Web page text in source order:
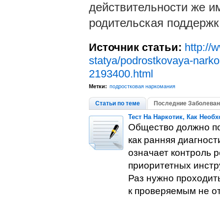
действительности же
родительская
Источник статьи: http://
statya/podrostkovaya-
2193400.html
Метки: подростковая наркомания
Статьи по теме Последние
Тест На Наркотик, Как
Общество должно
как ранняя
означает контроль
приоритетных
Раз нужно
к проверяемым не